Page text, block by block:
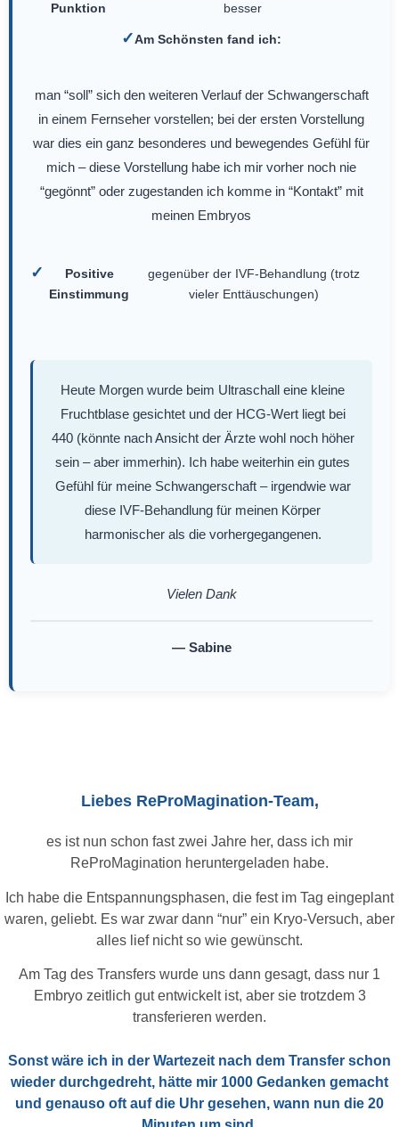
Punktion
besser
Am Schönsten fand ich:
man “soll” sich den weiteren Verlauf der Schwangerschaft
in einem Fernseher vorstellen; bei der ersten Vorstellung
war dies ein ganz besonderes und bewegendes Gefühl für
mich – diese Vorstellung habe ich mir vorher noch nie
“gegönnt” oder zugestanden ich komme in “Kontakt” mit
meinen Embryos
Positive
Einstimmung
gegenüber der IVF-Behandlung (trotz
vieler Enttäuschungen)
Heute Morgen wurde beim Ultraschall eine kleine
Fruchtblase gesichtet und der HCG-Wert liegt bei
440 (könnte nach Ansicht der Ärzte wohl noch höher
sein – aber immerhin). Ich habe weiterhin ein gutes
Gefühl für meine Schwangerschaft – irgendwie war
diese IVF-Behandlung für meinen Körper
harmonischer als die vorhergegangenen.
Vielen Dank
— Sabine
Liebes ReProMagination-Team,
es ist nun schon fast zwei Jahre her, dass ich mir
ReProMagination heruntergeladen habe.
Ich habe die Entspannungsphasen, die fest im Tag eingeplant
waren, geliebt. Es war zwar dann “nur” ein Kryo-Versuch, aber
alles lief nicht so wie gewünscht.
Am Tag des Transfers wurde uns dann gesagt, dass nur 1
Embryo zeitlich gut entwickelt ist, aber sie trotzdem 3
transferieren werden.
Sonst wäre ich in der Wartezeit nach dem Transfer schon
wieder durchgedreht, hätte mir 1000 Gedanken gemacht
und genauso oft auf die Uhr gesehen, wann nun die 20